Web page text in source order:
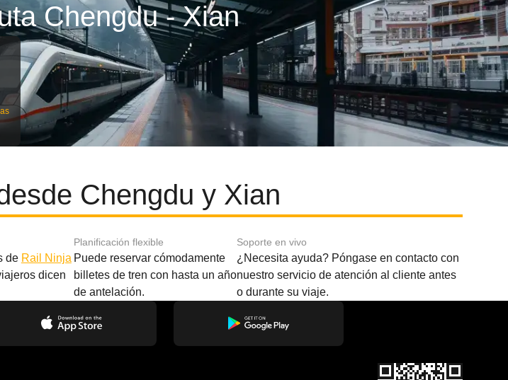
Chengdu - Xian
Chengdu y Xian
de Rail Ninja
dicen
Planificación flexible
Puede reservar cómodamente
billetes de tren con hasta un año
de antelación.
Soporte en vivo
¿Necesita ayuda? Póngase en contacto con
nuestro servicio de atención al cliente antes
o durante su viaje.